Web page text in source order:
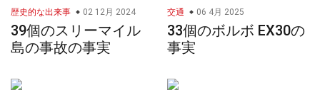
歴史的な出来事 02 12月 2024
39個のスリーマイル
島の事故の事実
交通 06 4月 2025
33個のボルボ EX30の
事実